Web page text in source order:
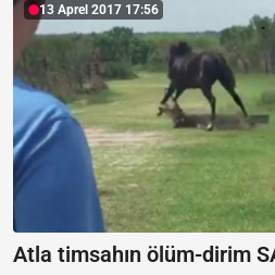
13 Aprel 2017 17:56
Atla timsahın ölüm-dirim